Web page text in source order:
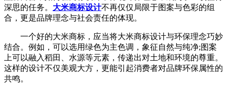
深思的任务。 大米商标设计不再仅仅局限于图案与色彩的组
合，更是品牌理念与社会责任的体现。
一个好的大米商标，应当将大米商标设计与环保理念巧妙
结合。例如，可以选用绿色为主色调，象征自然与纯净;图案
上可以融入稻田、水源等元素，传递出对土地和环境的尊重。
这样的设计不仅美观大方，更能引起消费者对品牌环保属性的
共鸣。